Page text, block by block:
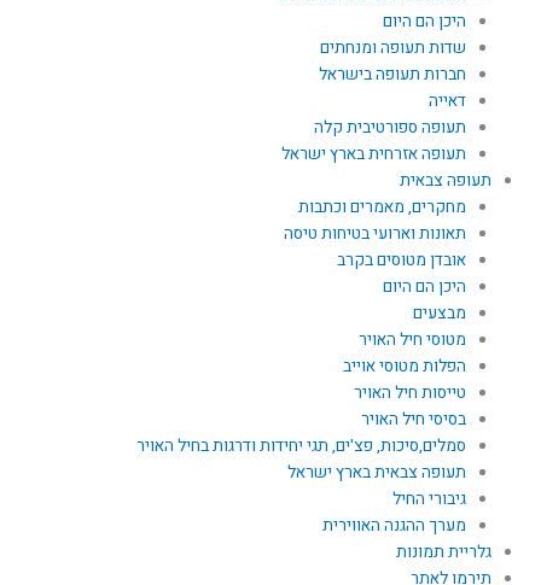
היכן הם היום
שדות תעופה ומנחתים
חברות תעופה בישראל
דאייה
תעופה ספורטיבית קלה
תעופה אזרחית בארץ ישראל
תעופה צבאית
מחקרים, מאמרים וכתבות
תאונות וארועי בטיחות טיסה
אובדן מטוסים בקרב
היכן הם היום
מבצעים
מטוסי חיל האויר
הפלות מטוסי אוייב
טייסות חיל האויר
בסיסי חיל האויר
סמלים,סיכות, פצ'ים, תגי יחידות ודרגות בחיל האויר
תעופה צבאית בארץ ישראל
גיבורי החיל
מערך ההגנה האווירית
גלריית תמונות
תירמו לאתר